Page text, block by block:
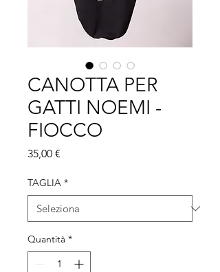
CANOTTA PER
GATTI NOEMI -
FIOCCO
35,00 €
TAGLIA *
Quantità *